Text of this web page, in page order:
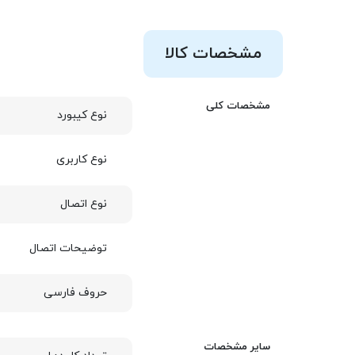
مشخصات کالا
مشخصات کلی
نوع کیبورد
نوع کاربری
نوع اتصال
توضیحات اتصال
حروف فارسی
سایر مشخصات